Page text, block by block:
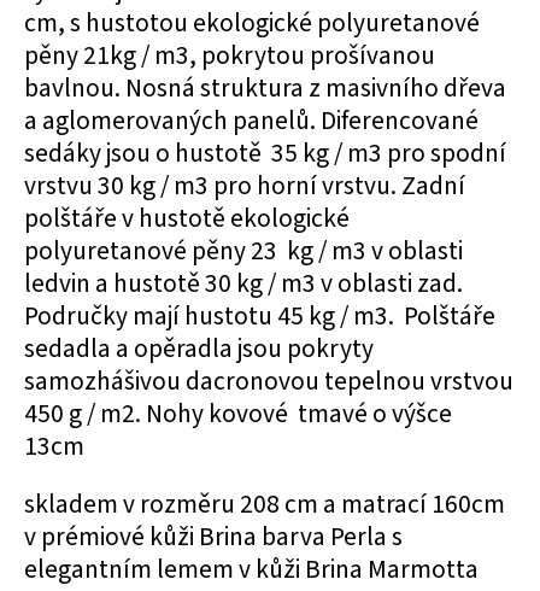
cm, s hustotou ekologické polyuretanové
pěny 21kg / m3, pokrytou prošívanou
bavlnou. Nosná struktura z masivního dřeva
a aglomerovaných panelů. Diferencované
sedáky jsou o hustotě 35 kg / m3 pro spodní
vrstvu 30 kg / m3 pro horní vrstvu. Zadní
polštáře v hustotě ekologické
polyuretanové pěny 23 kg / m3 v oblasti
ledvin a hustotě 30 kg / m3 v oblasti zad.
Područky mají hustotu 45 kg / m3. Polštáře
sedadla a opěradla jsou pokryty
samozhášivou dacronovou tepelnou vrstvou
450 g / m2. Nohy kovové tmavé o výšce
13cm
skladem v rozměru 208 cm a matrací 160cm
v prémiové kůži Brina barva Perla s
elegantním lemem v kůži Brina Marmotta